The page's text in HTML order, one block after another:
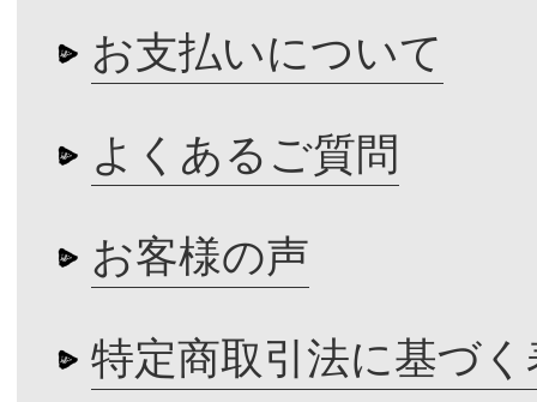
お支払いについて
よくあるご質問
お客様の声
特定商取引法に基づく